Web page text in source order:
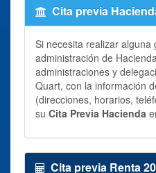
Cita previa
Si necesita realizar alguna
administración de
administraciones y
Quart, con la información
(direcciones, horarios,
su Cita Previa Hacienda
Cita previa Renta